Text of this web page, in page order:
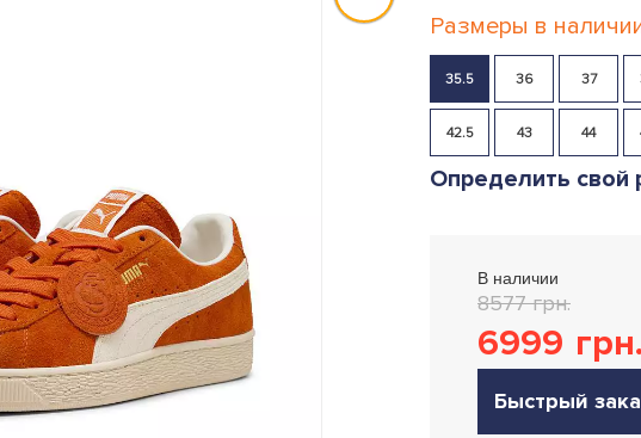
Размеры в
35.5 36 37
42.5 43 44
Определить свой
В наличии
8577 грн.
6999 грн.
Быстрый